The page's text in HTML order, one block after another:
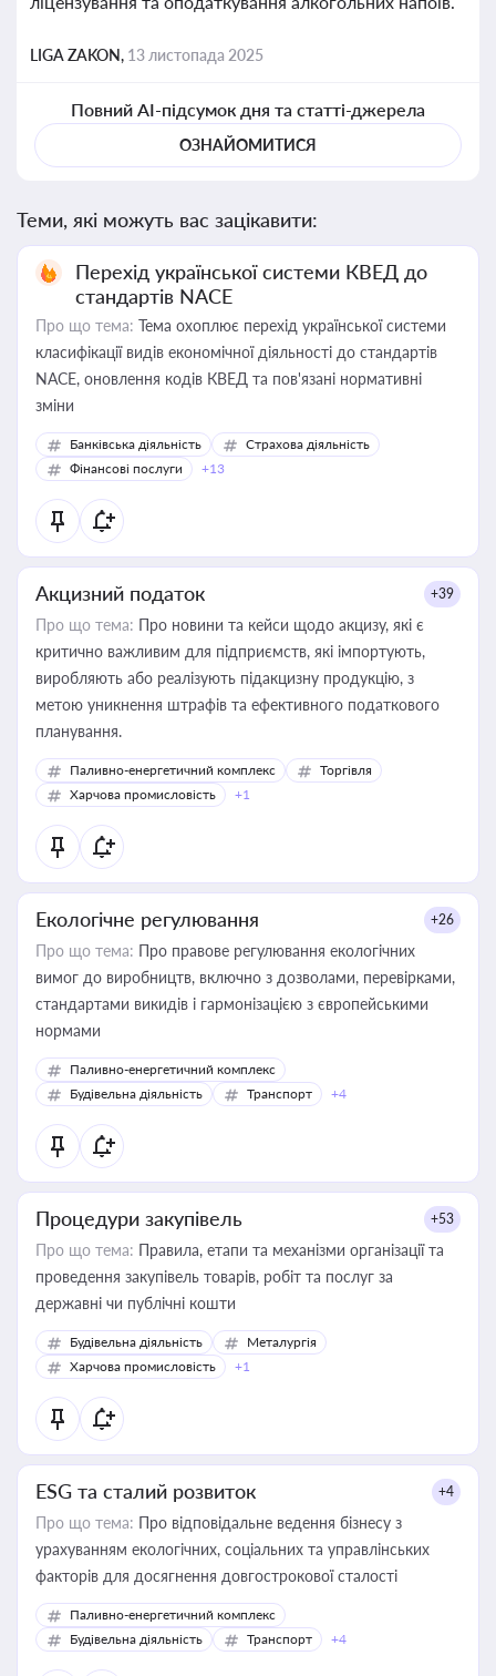
LIGA ZAKON, 13 листопада 2025
Повний AI-підсумок дня та статті-джерела
ОЗНАЙОМИТИСЯ
Теми, які можуть вас зацікавити:
Перехід української системи КВЕД до
стандартів NACE
Про що тема: Тема охоплює перехід української системи
класифікації видів економічної діяльності до стандартів
NACE, оновлення кодів КВЕД та пов'язані нормативні
зміни
Банківська діяльність
Страхова діяльність
Фінансові послуги
+13
Акцизний податок +39
Про що тема: Про новини та кейси щодо акцизу, які є
критично важливим для підприємств, які імпортують,
виробляють або реалізують підакцизну продукцію, з
метою уникнення штрафів та ефективного податкового
планування.
Паливно-енергетичний комплекс
Торгівля
Харчова промисловість
+1
Екологічне регулювання +26
Про що тема: Про правове регулювання екологічних
вимог до виробництв, включно з дозволами, перевірками,
стандартами викидів і гармонізацією з європейськими
нормами
Паливно-енергетичний комплекс
Будівельна діяльність
Транспорт +4
Процедури закупівель +53
Про що тема: Правила, етапи та механізми організації та
проведення закупівель товарів, робіт та послуг за
державні чи публічні кошти
Будівельна діяльність
Металургія
Харчова промисловість
+1
ESG та сталий розвиток +4
Про що тема: Про відповідальне ведення бізнесу з
урахуванням екологічних, соціальних та управлінських
факторів для досягнення довгострокової сталості
Паливно-енергетичний комплекс
Будівельна діяльність
Транспорт +4